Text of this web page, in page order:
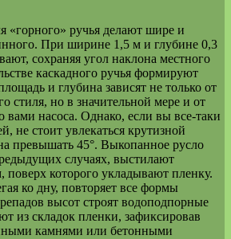
«горного» ручья делают шире и
При ширине 1,5 м и глубине 0,3
сохраняя угол наклона местного
каскадного ручья формируют
и глубина зависят не только от
стиля, но в значительной мере и от
насоса. Однако, если вы все-таки
не стоит увлекаться крутизной
превышать 45°. Выкопанное русло
случаях, выстилают
поверх которого укладывают пленку.
ко дну, повторяет все формы
высот строят водоподпорные
из складок пленки, зафиксировав
камнями или бетонными